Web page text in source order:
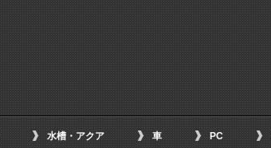
水槽・アクア 車 PC